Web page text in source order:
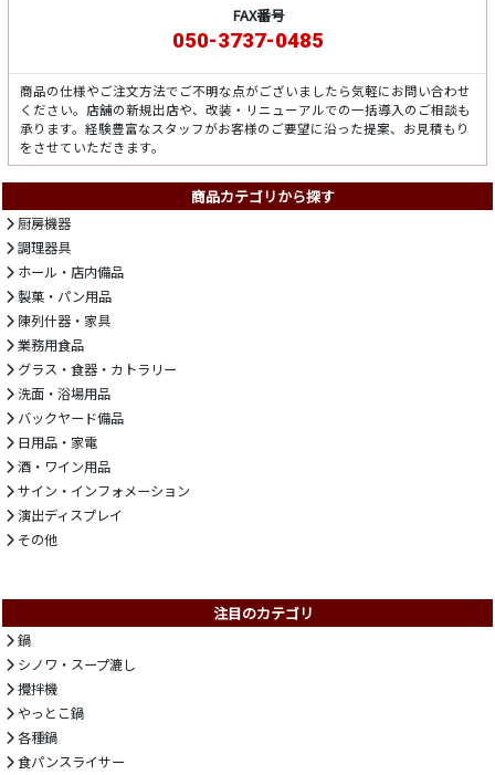
FAX番号
050-3737-0485
商品の仕様やご注文方法でご不明な点がございましたら気軽にお問い合わせ
ください。店舗の新規出店や、改装・リニューアルでの一括導入のご相談も
承ります。経験豊富なスタッフがお客様のご要望に沿った提案、お見積もり
をさせていただきます。
商品カテゴリから探す
厨房機器
調理器具
ホール・店内備品
製菓・パン用品
陳列什器・家具
業務用食品
グラス・食器・カトラリー
洗面・浴場用品
バックヤード備品
日用品・家電
酒・ワイン用品
サイン・インフォメーション
演出ディスプレイ
その他
注目のカテゴリ
鍋
シノワ・スープ漉し
攪拌機
やっとこ鍋
各種鍋
食パンスライサー